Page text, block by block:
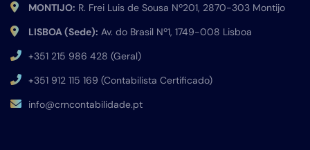
MONTIJO: R. Frei Luis de Sousa Nº201, 2870-303 Montijo
LISBOA (Sede): Av. do Brasil Nº1, 1749-008 Lisboa
+351 215 986 428 (Geral)
+351 912 115 169 (Contabilista Certificado)
info@crncontabilidade.pt